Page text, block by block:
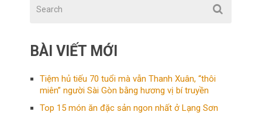
BÀI VIẾT MỚI
Tiệm hủ tiếu 70 tuổi mà vẫn Thanh Xuân, “thôi
miên” người Sài Gòn bằng hương vị bí truyền
Top 15 món ăn đặc sản ngon nhất ở Lạng Sơn